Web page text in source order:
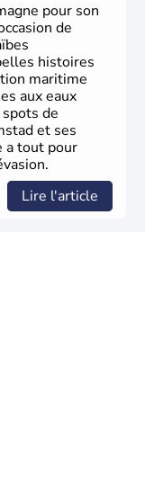
pour son
de
histoires
maritime
aux eaux
de
et ses
a tout pour
Lire l'article